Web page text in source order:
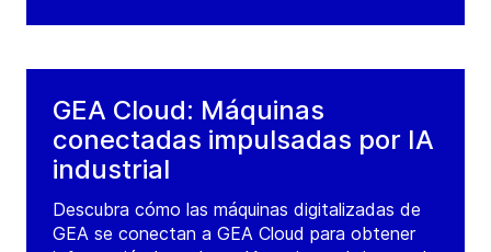
GEA Cloud: Máquinas
conectadas impulsadas por IA
industrial
Descubra cómo las máquinas digitalizadas de
GEA se conectan a GEA Cloud para obtener